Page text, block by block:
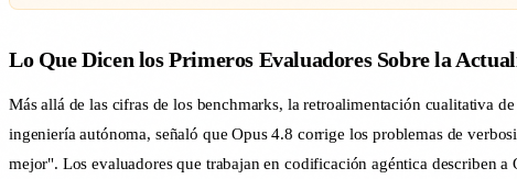
Lo Que Dicen los Primeros Evaluadores Sobre la
Más allá de las cifras de los benchmarks, la retroalimentación cualitativa
ingeniería autónoma, señaló que Opus 4.8 corrige los problemas de
mejor". Los evaluadores que trabajan en codificación agéntica describen